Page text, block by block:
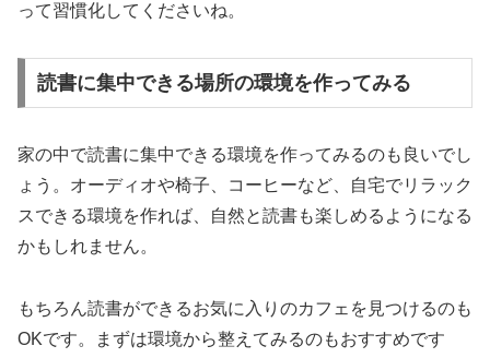
って習慣化してくださいね。
読書に集中できる場所の環境を作ってみる
家の中で読書に集中できる環境を作ってみるのも良いでし
ょう。オーディオや椅子、コーヒーなど、自宅でリラック
スできる環境を作れば、自然と読書も楽しめるようになる
かもしれません。
もちろん読書ができるお気に入りのカフェを見つけるのも
OKです。まずは環境から整えてみるのもおすすめです